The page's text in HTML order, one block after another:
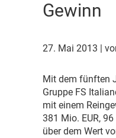
Gewinn
27. Mai 2013 |
Mit dem fünften
Gruppe FS
mit einem
381 Mio. EUR,
über dem Wert